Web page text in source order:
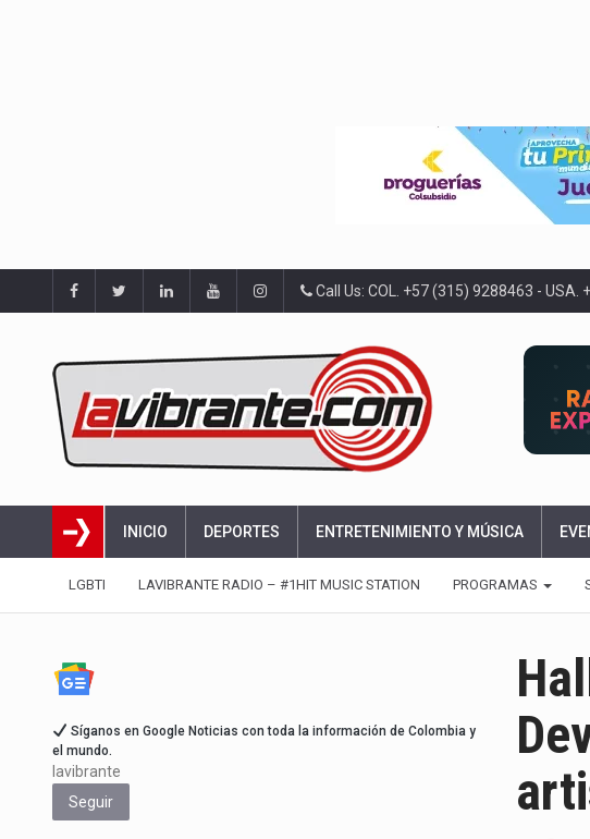
Call Us: COL. +57 (315) 9288463 - USA.
INICIO DEPORTES ENTRETENIMIENTO Y MÚSICA
LGBTI LAVIBRANTE RADIO – #1HIT MUSIC STATION PROGRAMAS
Síganos en Google Noticias con toda la información de Colombia y
el mundo.
lavibrante
Seguir